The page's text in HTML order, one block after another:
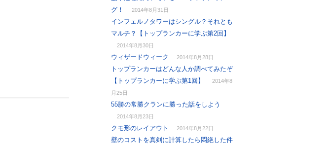
グ！
2014年8月31日
インフェルノタワーはシングル？それとも
マルチ？【トップランカーに学ぶ第2回】
2014年8月30日
ウィザードウィーク 2014年8月28日
トップランカーはどんな人か調べてみたぞ
【トップランカーに学ぶ第1回】
2014年8
月25日
55勝の常勝クランに勝った話をしよう
2014年8月23日
クモ形のレイアウト 2014年8月22日
壁のコストを真剣に計算したら悶絶した件